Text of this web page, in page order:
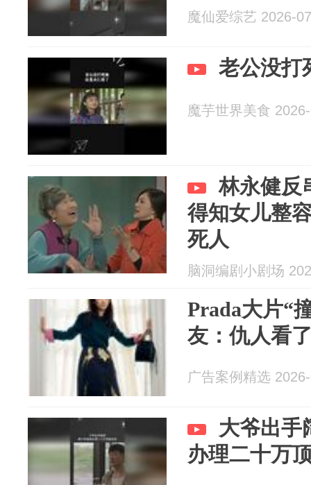
魔仙爱综艺 2026-
老公没打
魔芋世界美食
林永健反
得知女儿整
死人
脑洞编剧小剧场
Prada大片“
友：仇人看
广告案例精选
大爷出手
办理二十万